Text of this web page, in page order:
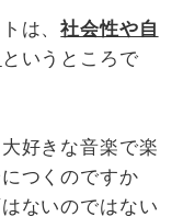
は、社会性や自
というところで
好きな音楽で楽
つくのですか
ないのではない